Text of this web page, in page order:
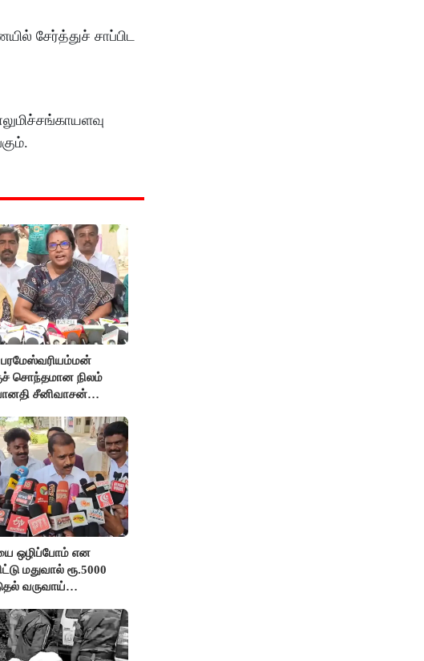
சேர்த்துச் சாப்பிட
சொந்தமான நிலம்
சீனிவாசன்
ஒழிப்போம் என
மதுவால் ரூ.5000
வருவாய்